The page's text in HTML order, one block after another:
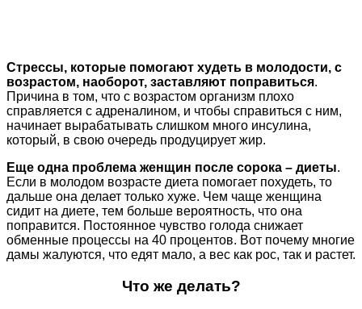
Стрессы, которые помогают худеть в молодости, с
возрастом, наоборот, заставляют поправиться.
Причина в том, что с возрастом организм плохо
справляется с адреналином, и чтобы справиться с ним,
начинает вырабатывать слишком много инсулина,
который, в свою очередь продуцирует жир.
Еще одна проблема женщин после сорока – диеты.
Если в молодом возрасте диета помогает похудеть, то
дальше она делает только хуже. Чем чаще женщина
сидит на диете, тем больше вероятность, что она
поправится. Постоянное чувство голода снижает
обменные процессы на 40 процентов. Вот почему многие
дамы жалуются, что едят мало, а вес как рос, так и растет.
Что же делать?